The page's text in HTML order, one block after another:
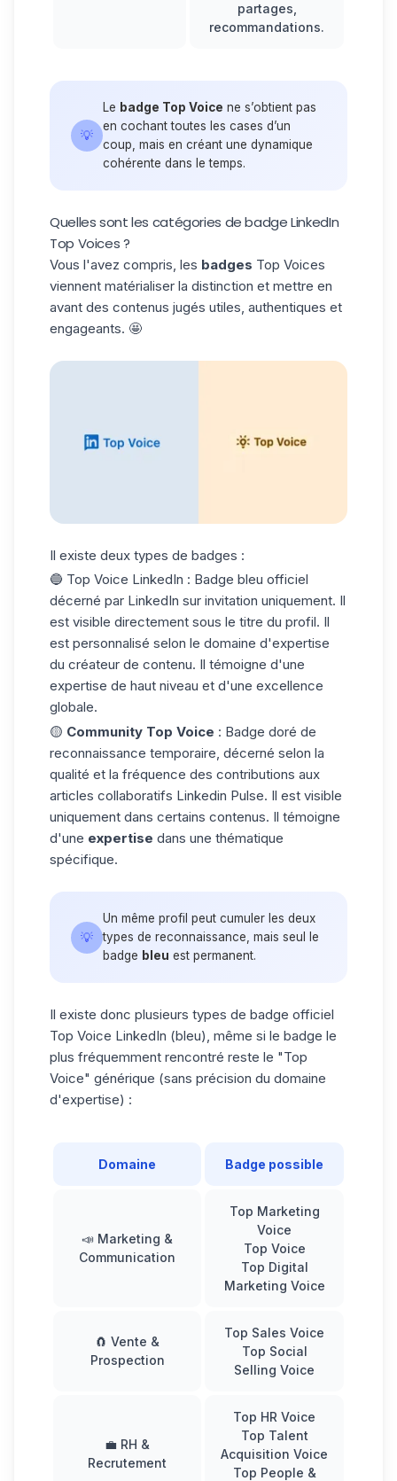
partages,
recommandations.
💡
Le badge Top Voice ne s’obtient pas
en cochant toutes les cases d’un
coup, mais en créant une dynamique
cohérente dans le temps.
Quelles sont les catégories de badge LinkedIn
Top Voices ?
Vous l'avez compris, les badges Top Voices
viennent matérialiser la distinction et mettre en
avant des contenus jugés utiles, authentiques et
engageants. 🤩
Il existe deux types de badges :
🔵 Top Voice LinkedIn : Badge bleu officiel
décerné par LinkedIn sur invitation uniquement. Il
est visible directement sous le titre du profil. Il
est personnalisé selon le domaine d'expertise
du créateur de contenu. Il témoigne d'une
expertise de haut niveau et d'une excellence
globale.
🟡 Community Top Voice : Badge doré de
reconnaissance temporaire, décerné selon la
qualité et la fréquence des contributions aux
articles collaboratifs Linkedin Pulse. Il est visible
uniquement dans certains contenus. Il témoigne
d'une expertise dans une thématique
spécifique.
💡
Un même profil peut cumuler les deux
types de reconnaissance, mais seul le
badge bleu est permanent.
Il existe donc plusieurs types de badge officiel
Top Voice LinkedIn (bleu), même si le badge le
plus fréquemment rencontré reste le "Top
Voice" générique (sans précision du domaine
d'expertise) :
Domaine Badge possible
📣 Marketing &
Communication
Top Marketing
Voice
Top Voice
Top Digital
Marketing Voice
🧲 Vente &
Prospection
Top Sales Voice
Top Social
Selling Voice
💼 RH &
Recrutement
Top HR Voice
Top Talent
Acquisition Voice
Top People &